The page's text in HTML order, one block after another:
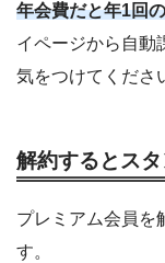
年会費だと年1回
イページから自動
気をつけてくださ
解約するとス
プレミアム会員を
す。